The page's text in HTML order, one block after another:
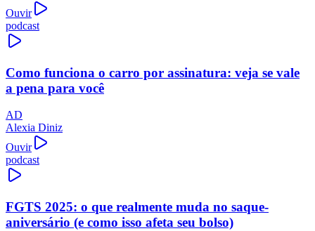
Ouvir
podcast
Como funciona o carro por assinatura: veja se vale
a pena para você
AD
Alexia Diniz
Ouvir
podcast
FGTS 2025: o que realmente muda no saque-
aniversário (e como isso afeta seu bolso)